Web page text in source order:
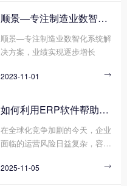
率。那么您知道米兰官方版网站
的运营成本计算包括有哪些方面
吗?
的发展进程。众所周知，单一合
成树脂一般无法单独使用，需要
进行各种改性处理，以获得更加
优异均衡的性能，才能真正满足
十美的塑料制品，但有不断追求
的塑料，注定难堪大用，不会是
游合成树脂和下游具体应用的改
性塑料行业，其重要性自然不言
顺景—专注制造业数智化系统解决方案，业绩实现逐步增长
顺景—专注制造业数智化系统解
决方案，业绩实现逐步增长
2023-11-01 
如何利用ERP软件帮助企业更好地规避风险?
在全球化竞争加剧的今天，企业
面临的运营风险日益复杂，容易
规漏洞、库存积压等问题，轻则
2025-11-05 